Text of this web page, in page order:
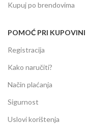
Kupuj po brendovima
POMOĆ PRI KUPOVINI
Registracija
Kako naručiti?
Način plaćanja
Sigurnost
Uslovi korištenja